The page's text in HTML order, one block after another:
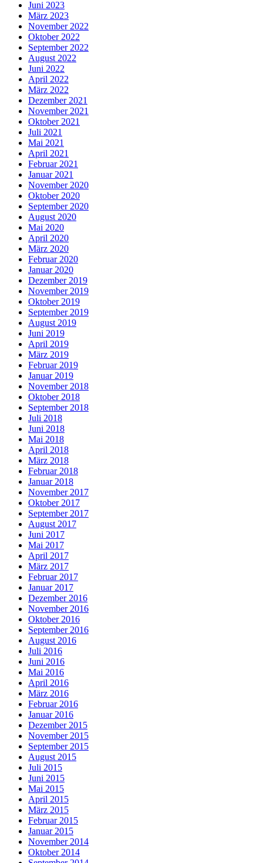
Juni 2023
März 2023
November 2022
Oktober 2022
September 2022
August 2022
Juni 2022
April 2022
März 2022
Dezember 2021
November 2021
Oktober 2021
Juli 2021
Mai 2021
April 2021
Februar 2021
Januar 2021
November 2020
Oktober 2020
September 2020
August 2020
Mai 2020
April 2020
März 2020
Februar 2020
Januar 2020
Dezember 2019
November 2019
Oktober 2019
September 2019
August 2019
Juni 2019
April 2019
März 2019
Februar 2019
Januar 2019
November 2018
Oktober 2018
September 2018
Juli 2018
Juni 2018
Mai 2018
April 2018
März 2018
Februar 2018
Januar 2018
November 2017
Oktober 2017
September 2017
August 2017
Juni 2017
Mai 2017
April 2017
März 2017
Februar 2017
Januar 2017
Dezember 2016
November 2016
Oktober 2016
September 2016
August 2016
Juli 2016
Juni 2016
Mai 2016
April 2016
März 2016
Februar 2016
Januar 2016
Dezember 2015
November 2015
September 2015
August 2015
Juli 2015
Juni 2015
Mai 2015
April 2015
März 2015
Februar 2015
Januar 2015
November 2014
Oktober 2014